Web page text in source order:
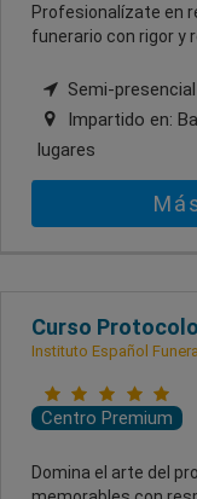
Profesionalízate en
funerario con rigor y
Semi-
Impartido en:
lugares
Curso
Instituto Español
Centro Premium
Domina el arte del